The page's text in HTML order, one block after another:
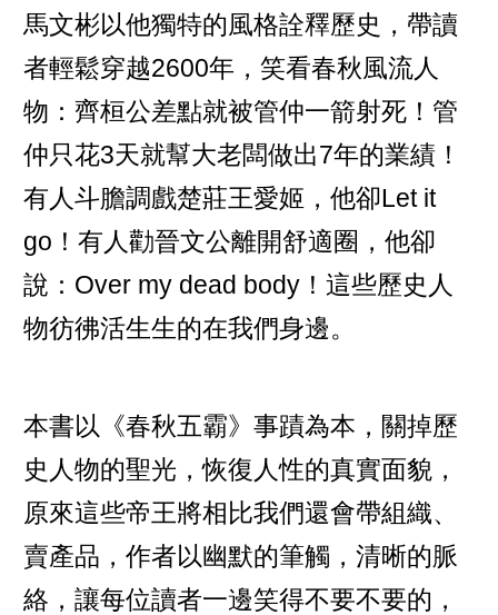
馬文彬以他獨特的風格詮釋歷史，帶讀
者輕鬆穿越2600年，笑看春秋風流人
物：齊桓公差點就被管仲一箭射死！管
仲只花3天就幫大老闆做出7年的業績！
有人斗膽調戲楚莊王愛姬，他卻Let it
go！有人勸晉文公離開舒適圈，他卻
說：Over my dead body！這些歷史人
物彷彿活生生的在我們身邊。
本書以《春秋五霸》事蹟為本，關掉歷
史人物的聖光，恢復人性的真實面貌，
原來這些帝王將相比我們還會帶組織、
賣產品，作者以幽默的筆觸，清晰的脈
絡，讓每位讀者一邊笑得不要不要的，